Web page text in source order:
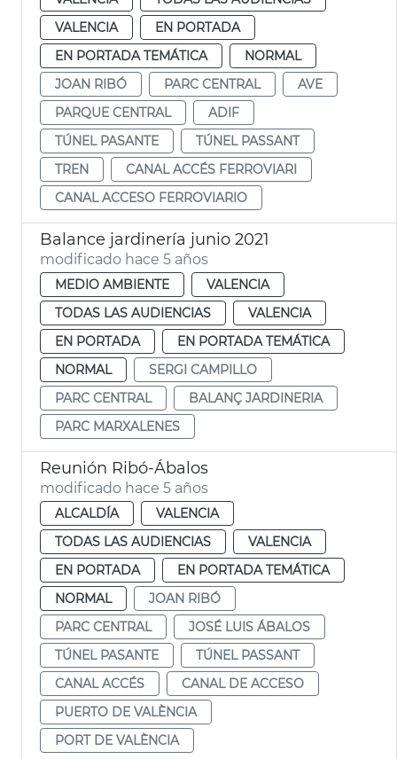
VALENCIA
EN PORTADA
EN PORTADA TEMÁTICA
NORMAL
JOAN RIBÓ
PARC CENTRAL
AVE
PARQUE CENTRAL
ADIF
TÚNEL PASANTE
TÚNEL PASSANT
TREN
CANAL ACCÉS FERROVIARI
CANAL ACCESO FERROVIARIO
Balance jardinería junio 2021
modificado hace 5 años
MEDIO AMBIENTE
VALENCIA
TODAS LAS AUDIENCIAS
VALENCIA
EN PORTADA
EN PORTADA TEMÁTICA
NORMAL
SERGI CAMPILLO
PARC CENTRAL
BALANÇ JARDINERIA
PARC MARXALENES
Reunión Ribó-Ábalos
modificado hace 5 años
ALCALDÍA
VALENCIA
TODAS LAS AUDIENCIAS
VALENCIA
EN PORTADA
EN PORTADA TEMÁTICA
NORMAL
JOAN RIBÓ
PARC CENTRAL
JOSÉ LUIS ÁBALOS
TÚNEL PASANTE
TÚNEL PASSANT
CANAL ACCÉS
CANAL DE ACCESO
PUERTO DE VALÈNCIA
PORT DE VALÈNCIA